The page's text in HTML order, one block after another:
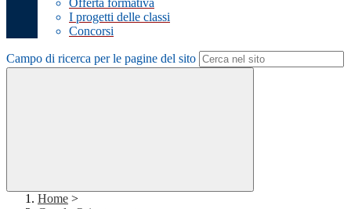
Offerta formativa
I progetti delle classi
Concorsi
Campo di ricerca per le pagine del sito
Home >